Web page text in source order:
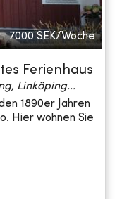
7000 SEK/Woche
Ferienhaus
Linköping...
1890er Jahren
Hier wohnen Sie